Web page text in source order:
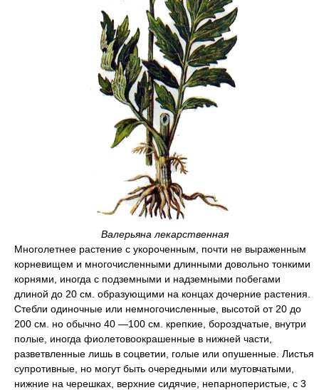
Валерьяна лекарственная
Многолетнее растение с укороченным, почти не выраженным
корневищем и многочисленными длинными довольно тонкими
корнями, иногда с подземными и надземными побегами
длиной до 20 см. образующими на концах дочерние растения.
Стебли одиночные или немногочисленные, высотой от 20 до
200 см. но обычно 40 —100 см. крепкие, бороздчатые, внутри
полые, иногда фиолетовоокрашенные в нижней части,
разветвленные лишь в соцветии, голые или опушенные. Листья
супротивные, но могут быть очередными или мутовчатыми,
нижние на черешках, верхние сидячие, непарноперистые, с 3